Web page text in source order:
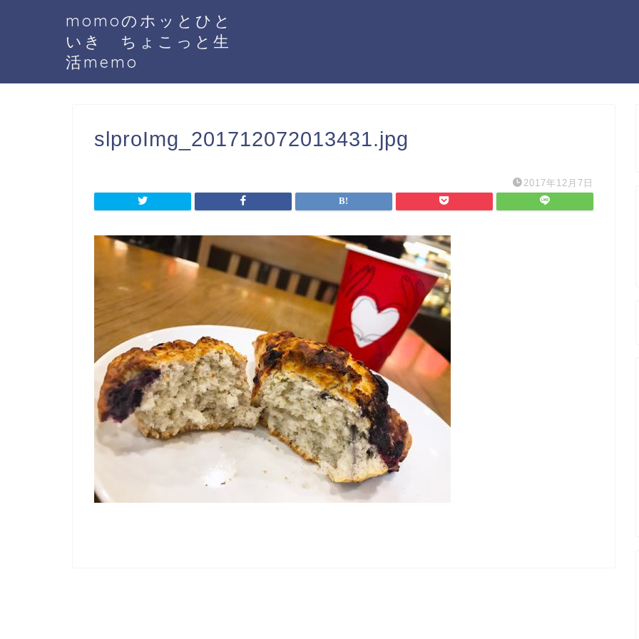
momoのホッとひと
いき ちょこっと生
活memo
slproImg_201712072013431.jpg
2017年12月7日